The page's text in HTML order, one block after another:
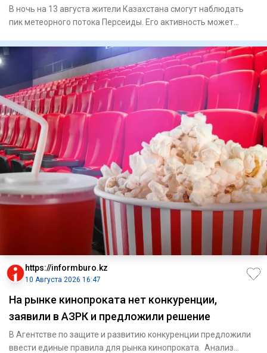
В ночь на 13 августа жители Казахстана смогут наблюдать
пик метеорного потока Персеиды. Его активность может
https://informburo.kz
10 Августа 2026 16:47
На рынке кинопроката нет конкуренции,
заявили в АЗРК и предложили решение
В Агентстве по защите и развитию конкуренции предложили
ввести единые правила для рынка кинопроката. Анализ